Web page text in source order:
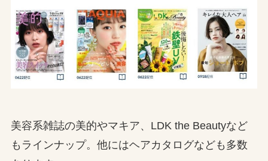
美容系雑誌の美的やマキア、LDK the Beautyなど
もラインナップ。他にはヘアカタログなども多数